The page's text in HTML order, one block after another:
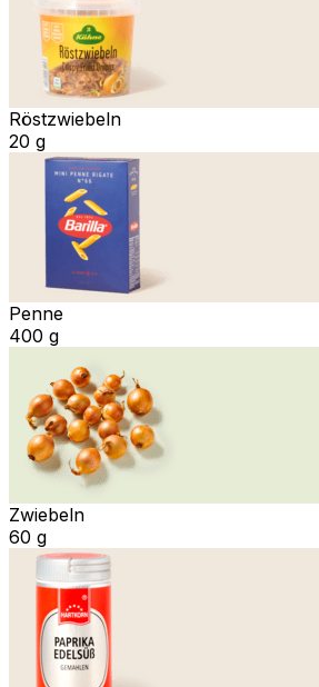
Röstzwiebeln
20 g
Penne
400 g
Zwiebeln
60 g